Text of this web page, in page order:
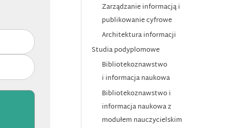
Zarządzanie informacją i
publikowanie cyfrowe
Architektura informacji
Studia podyplomowe
Bibliotekoznawstwo
i informacja naukowa
Bibliotekoznawstwo i
informacja naukowa z
modułem nauczycielskim